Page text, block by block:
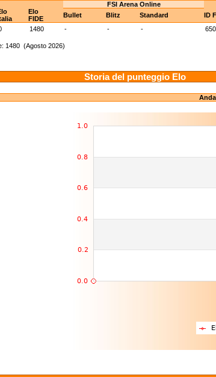
FSI Arena Online
Elo
FIDE
Bullet Blitz Standard ID
1480 - - -
1480 (Agosto 2026)
Storia del punteggio Elo